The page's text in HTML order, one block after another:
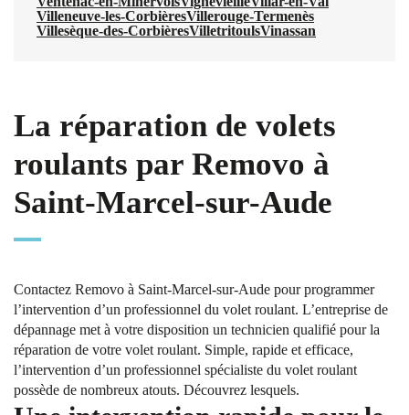
Villeneuve-les-CorbièresVillerouge-Termenès
Villesèque-des-CorbièresVilletritoulsVinassan
La réparation de volets
roulants par Removo à
Saint-Marcel-sur-Aude
Contactez Removo à Saint-Marcel-sur-Aude pour programmer
l’intervention d’un professionnel du volet roulant. L’entreprise de
dépannage met à votre disposition un technicien qualifié pour la
réparation de votre volet roulant. Simple, rapide et efficace,
l’intervention d’un professionnel spécialiste du volet roulant
possède de nombreux atouts. Découvrez lesquels.